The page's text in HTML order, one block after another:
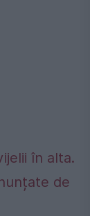
în alta.
de